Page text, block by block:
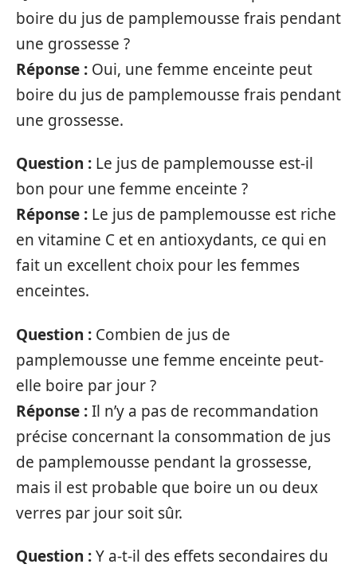
boire du jus de pamplemousse frais pendant
une grossesse ?
Réponse : Oui, une femme enceinte peut
boire du jus de pamplemousse frais pendant
une grossesse.
Question : Le jus de pamplemousse est-il
bon pour une femme enceinte ?
Réponse : Le jus de pamplemousse est riche
en vitamine C et en antioxydants, ce qui en
fait un excellent choix pour les femmes
enceintes.
Question : Combien de jus de
pamplemousse une femme enceinte peut-
elle boire par jour ?
Réponse :Il n’y a pas de recommandation
précise concernant la consommation de jus
de pamplemousse pendant la grossesse,
mais il est probable que boire un ou deux
verres par jour soit sûr.
Question :Y a-t-il des effets secondaires du